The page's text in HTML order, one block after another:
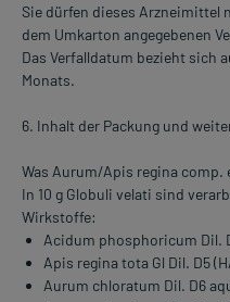
Sie dürfen dieses Arzneimittel
dem Umkarton angegebenen
Das Verfalldatum bezieht sich
Monats.
6. Inhalt der Packung und
Was Aurum/Apis regina comp.
In 10 g Globuli velati sind
Wirkstoffe:
Acidum phosphoricum Dil.
Apis regina tota Gl Dil. D5
Aurum chloratum Dil. D6